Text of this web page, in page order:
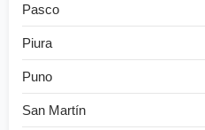
Pasco
Piura
Puno
San Martín